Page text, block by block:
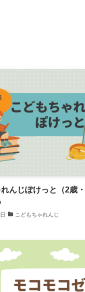
んじぽけっと（2歳
こどもちゃれんじ